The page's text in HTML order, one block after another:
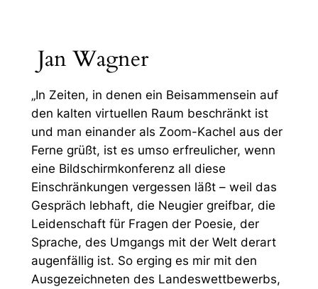
Jan Wagner
„In Zeiten, in denen ein Beisammensein auf
den kalten virtuellen Raum beschränkt ist
und man einander als Zoom-Kachel aus der
Ferne grüßt, ist es umso erfreulicher, wenn
eine Bildschirmkonferenz all diese
Einschränkungen vergessen läßt – weil das
Gespräch lebhaft, die Neugier greifbar, die
Leidenschaft für Fragen der Poesie, der
Sprache, des Umgangs mit der Welt derart
augenfällig ist. So erging es mir mit den
Ausgezeichneten des Landeswettbewerbs,